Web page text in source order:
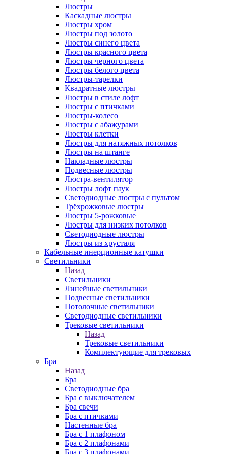
Люстры
Каскадные люстры
Люстры хром
Люстры под золото
Люстры синего цвета
Люстры красного цвета
Люстры черного цвета
Люстры белого цвета
Люстры-тарелки
Квадратные люстры
Люстры в стиле лофт
Люстры с птичками
Люстры-колесо
Люстры с абажурами
Люстры клетки
Люстры для натяжных потолков
Люстры на штанге
Накладные люстры
Подвесные люстры
Люстра-вентилятор
Люстры лофт паук
Светодиодные люстры с пультом
Трёхрожковые люстры
Люстры 5-рожковые
Люстры для низких потолков
Cветодиодные люстры
Люстры из хрусталя
Кабельные инерционные катушки
Светильники
Назад
Светильники
Линейные светильники
Подвесные светильники
Потолочные светильники
Светодиодные светильники
Трековые светильники
Назад
Трековые светильники
Комплектующие для трековых
Бра
Назад
Бра
Светодиодные бра
Бра с выключателем
Бра свечи
Бра с птичками
Настенные бра
Бра с 1 плафоном
Бра с 2 плафонами
Бра с 3 плафонами